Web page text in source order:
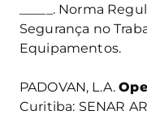
_____. Norma
Segurança no
Equipamentos.
PADOVAN, L.A.
Curitiba: SENAR